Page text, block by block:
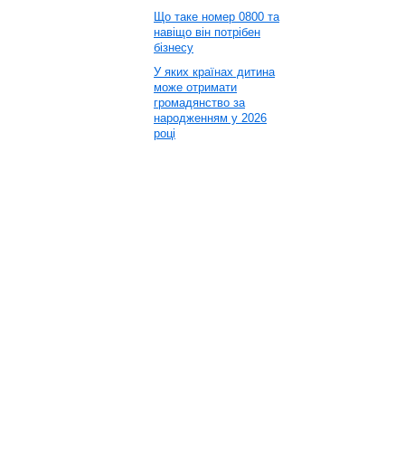
Що таке номер 0800 та
навіщо він потрібен
бізнесу
У яких країнах дитина
може отримати
громадянство за
народженням у 2026
році